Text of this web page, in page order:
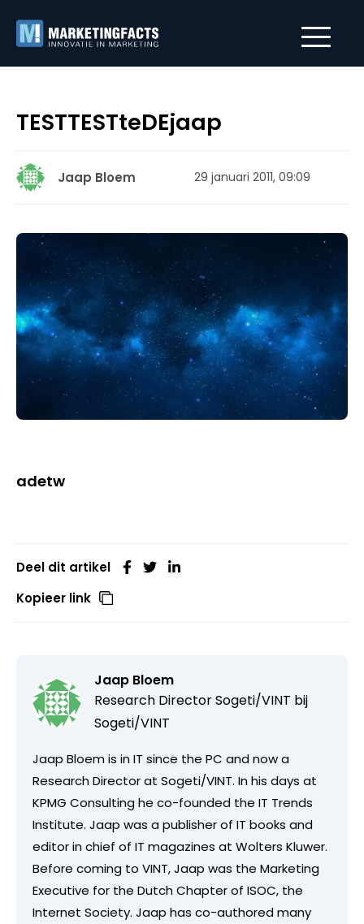
TESTTESTteDEjaap
Jaap Bloem 29 januari 2011, 09:09
adetw
Deel dit artikel
Kopieer link
Jaap Bloem
Research Director Sogeti/VINT bij
Sogeti/VINT
Jaap Bloem is in IT since the PC and now a
Research Director at Sogeti/VINT. In his days at
KPMG Consulting he co-founded the IT Trends
Institute. Jaap was a publisher of IT books and
editor in chief of IT magazines at Wolters Kluwer.
Before coming to VINT, Jaap was the Marketing
Executive for the Dutch Chapter of ISOC, the
Internet Society. Jaap has co-authored many